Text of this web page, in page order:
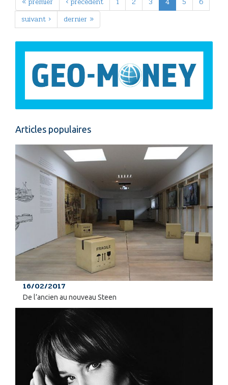
suivant ›
dernier »
Articles populaires
16/02/2017
De l’ancien au nouveau Steen